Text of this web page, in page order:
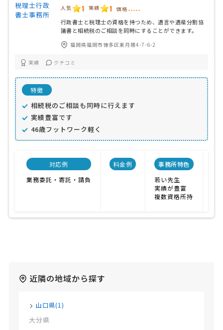
人気 1 実績 1 価格 -----
行政書士と税理士の資格を持つため、遺言や遺産分割協
議書と相続税のご相談を同時にすることができます。
福岡県福岡市博多区東月隈4-7-6-2
実績 クチコミ
特徴
相続税のご相談も同時に行えます
実績豊富です
46歳フットワーク軽く
対応例
業務委託・寄託・請負
料金例
事務所特色
若い先生
実績が豊富
複数資格所持
近隣の地域から探す
山口県(1)
大分県